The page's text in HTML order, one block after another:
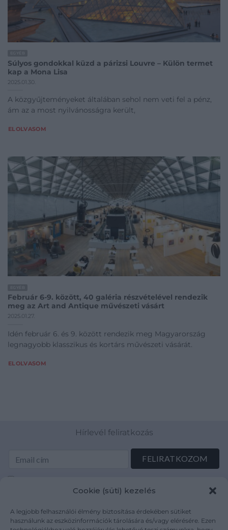
Cookie (süti) kezelés
A legjobb felhasználói élmény biztosítása érdekében sütiket
használunk az eszközinformációk tárolására és/vagy elérésére. Ezen
Súlyos gondokkal küzd a párizsi Louvre – Külön termet
kap a Mona Lisa
2025.01.30.
A közgyűjteményeket általában sehol nem veti fel a pénz,
ám az a most nyilvánosságra került,
ELOLVASOM
Február 6-9. között, 40 galéria részvételével rendezik
meg az Art and Antique művészeti vásárt
2025.01.27.
Idén február 6. és 9. között rendezik meg Magyarország
legnagyobb klasszikus és kortárs művészeti vásárát.
ELOLVASOM
Hírlevél feliratkozás
mutargy.com/adatkezelesi-tajekoztato/
Rólunk
Áraink